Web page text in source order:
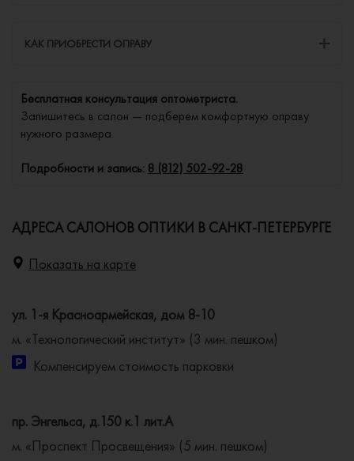
КАК ПРИОБРЕСТИ ОПРАВУ
Бесплатная консультация оптометриста.
Запишитесь в салон — подберем комфортную оправу
нужного размера.
Подробности и запись: 8 (812) 502-92-28
АДРЕСА САЛОНОВ ОПТИКИ В САНКТ-ПЕТЕРБУРГЕ
Показать на карте
ул. 1-я Красноармейская, дом 8-10
м. «Технологический институт» (3 мин. пешком)
Компенсируем стоимость парковки
пр. Энгельса, д.150 к.1 лит.А
м. «Проспект Просвещения» (5 мин. пешком)